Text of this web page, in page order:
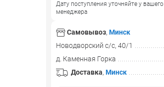
Дату поступления уточняйте у вашего
менеджера
Самовывоз, Минск
Новодворский с/с, 40/1
д. Каменная Горка
Доставка, Минск